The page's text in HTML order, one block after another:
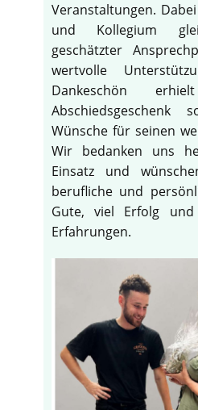
Veranstaltungen.
und Kollegium
geschätzter
wertvolle
Dankeschön
Abschiedsgeschenk
Wünsche für seinen
Wir bedanken uns
Einsatz und
berufliche und
Gute, viel Erfolg und
Erfahrungen.